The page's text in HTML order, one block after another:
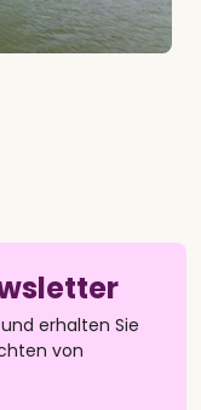
erhalten Sie
von